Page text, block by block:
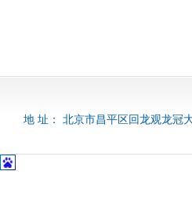
地 址： 北京市昌平区回龙观龙